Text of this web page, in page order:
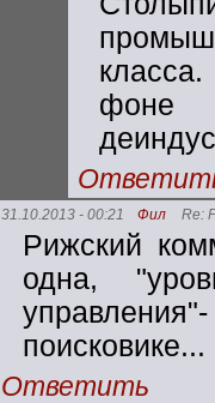
фоне
31.10.2013 - 00:21 Фил Re:
Рижский
одна,
поисковике...
Ответить